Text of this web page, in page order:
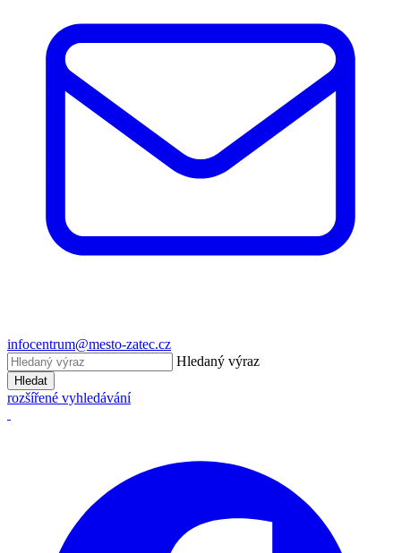
infocentrum@mesto-zatec.cz
Hledaný výraz
Hledat
rozšířené vyhledávání